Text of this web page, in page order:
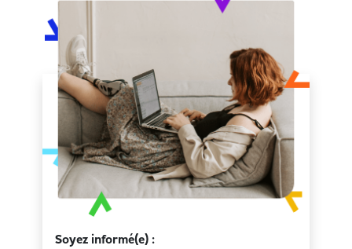
Soyez informé(e) :